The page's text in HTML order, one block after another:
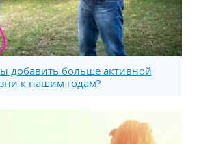
добавить больше активной
к нашим годам?